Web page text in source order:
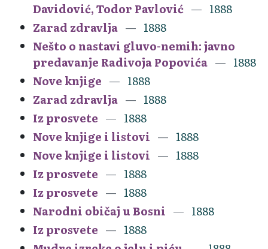
Davidović, Todor Pavlović
1888
Zarad zdravlja
1888
Nešto o nastavi gluvo-nemih: javno
predavanje Radivoja Popovića
1888
Nove knjige
1888
Zarad zdravlja
1888
Iz prosvete
1888
Nove knjige i listovi
1888
Nove knjige i listovi
1888
Iz prosvete
1888
Iz prosvete
1888
Narodni običaj u Bosni
1888
Iz prosvete
1888